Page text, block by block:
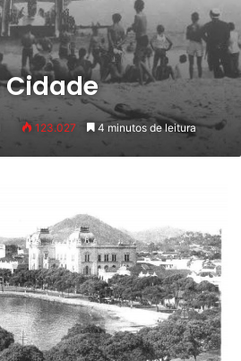
Cidade
123.027 4 minutos de leitura